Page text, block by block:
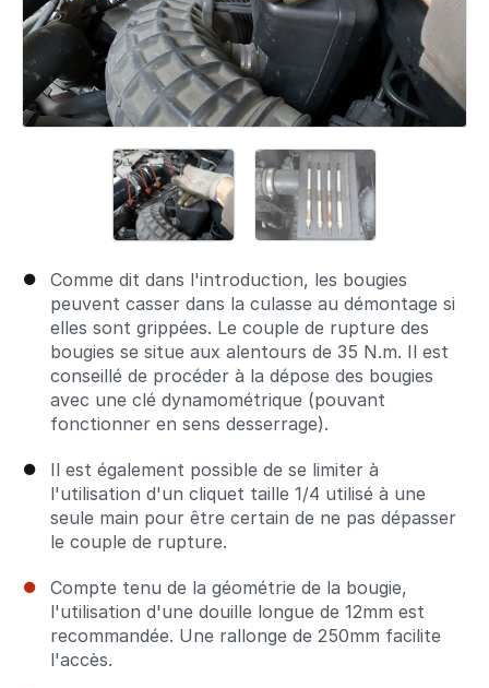
Comme dit dans l'introduction, les bougies
peuvent casser dans la culasse au démontage si
elles sont grippées. Le couple de rupture des
bougies se situe aux alentours de 35 N.m. Il est
conseillé de procéder à la dépose des bougies
avec une clé dynamométrique (pouvant
fonctionner en sens desserrage).
Il est également possible de se limiter à
l'utilisation d'un cliquet taille 1/4 utilisé à une
seule main pour être certain de ne pas dépasser
le couple de rupture.
Compte tenu de la géométrie de la bougie,
l'utilisation d'une douille longue de 12mm est
recommandée. Une rallonge de 250mm facilite
l'accès.